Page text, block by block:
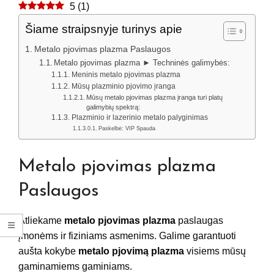
5 (1)
Šiame straipsnyje turinys apie
Metalo pjovimas plazma Paslaugos
Metalo pjovimas plazma ► Techninės galimybės:
Meninis metalo pjovimas plazma
Mūsų plazminio pjovimo įranga
Mūsų metalo pjovimas plazma įranga turi platų
galimybių spektrą:
Plazminio ir lazerinio metalo palyginimas
Paskelbė: VIP Spauda
Metalo pjovimas plazma
Paslaugos
Atliekame metalo pjovimas plazma paslaugas
įmonėms ir fiziniams asmenims. Galime garantuoti
aušta kokybe metalo pjovimą plazma visiems mūsų
gaminamiems gaminiams.